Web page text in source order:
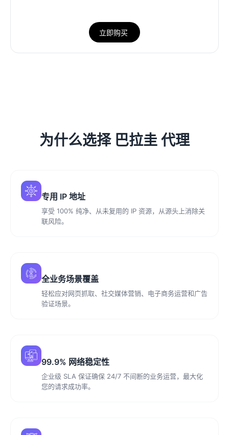
立即购买
为什么选择 巴拉圭 代理
专用 IP 地址
享受 100% 纯净、从未复用的 IP 资源，从源头上消除关
联风险。
全业务场景覆盖
轻松应对网页抓取、社交媒体营销、电子商务运营和广告
验证场景。
99.9% 网络稳定性
企业级 SLA 保证确保 24/7 不间断的业务运营，最大化
您的请求成功率。